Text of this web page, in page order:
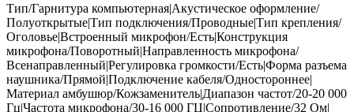
Тип/Гарнитура компьютерная|Акустическое оформление/
Полуоткрытые|Тип подключения/Проводные|Тип крепления/
Оголовье|Встроенный микрофон/Есть|Конструкция
микрофона/Поворотный|Направленность микрофона/
Всенаправленный|Регулировка громкости/Есть|Форма разъема
наушника/Прямой|Подключение кабеля/Одностороннее|
Материал амбушюр/Кожзаменитель|Диапазон частот/20-20 000
Гц|Частота микрофона/30-16 000 ГЦ|Сопротивление/32 Ом|